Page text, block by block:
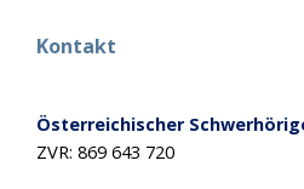
Kontakt
Österreichischer
ZVR: 869 643 720